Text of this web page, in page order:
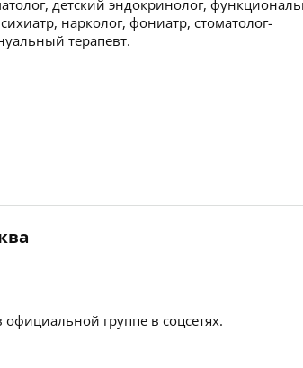
детский эндокринолог,
нарколог, фониатр, стоматолог-
терапевт.
группе в соцсетях.